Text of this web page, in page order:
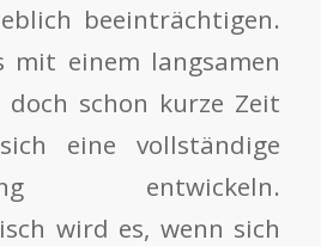
beeinträchtigen.
einem langsamen
doch schon kurze Zeit
eine vollständige
entwickeln.
wird es, wenn sich